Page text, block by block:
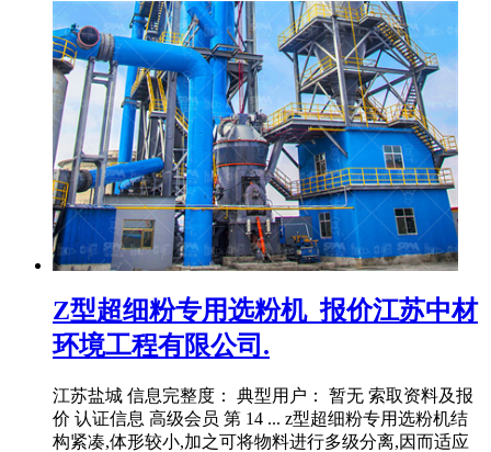
Z型超细粉专用选粉机_报价江苏中材
环境工程有限公司.
江苏盐城 信息完整度： 典型用户： 暂无 索取资料及报
价 认证信息 高级会员 第 14 ... z型超细粉专用选粉机结
构紧凑,体形较小,加之可将物料进行多级分离,因而适应